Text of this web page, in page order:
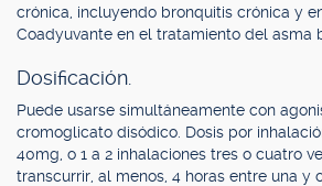
crónica, incluyendo bronquitis crónica y
Coadyuvante en el tratamiento del asma
Dosificación.
Puede usarse simultáneamente con
cromoglicato disódico. Dosis por
40mg, o 1 a 2 inhalaciones tres o cuatro
transcurrir, al menos, 4 horas entre una y